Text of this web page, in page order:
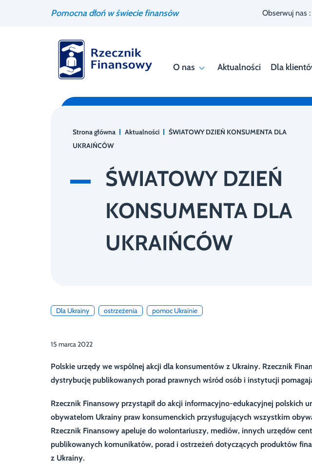
Pomocna dłoń w świecie finansów Obserwuj nas :
O nas Aktualności Dla
Strona główna Aktualności
ŚWIATOWY DZIEŃ KONSUMENTA DLA
UKRAIŃCÓW
ŚWIATOWY DZIEŃ
KONSUMENTA DLA
UKRAIŃCÓW
Dla Ukrainy ostrzeżenia pomoc Ukrainie
15 marca 2022
Polskie urzędy we wspólnej akcji dla konsumentów z Ukrainy. Rzecznik
dystrybucję publikowanych porad prawnych wśród osób i instytucji
Rzecznik Finansowy przystąpił do akcji informacyjno-edukacyjnej polskich
obywatelom Ukrainy praw konsumenckich przysługujących wszystkim
Rzecznik Finansowy apeluje do wolontariuszy, mediów, innych urzędów
publikowanych komunikatów, porad i ostrzeżeń dotyczących produktów
z Ukrainy.